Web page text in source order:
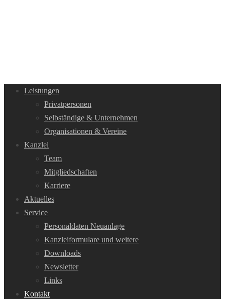
Leistungen
Privatpersonen
Selbständige & Unternehmen
Organisationen & Vereine
Kanzlei
Team
Mitgliedschaften
Karriere
Aktuelles
Service
Personaldaten Neuanlage
Kanzleiformulare und weitere
Downloads
Newsletter
Links
Kontakt